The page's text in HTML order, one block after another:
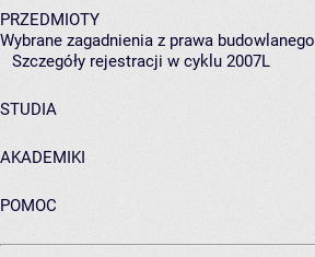
PRZEDMIOTY
Wybrane zagadnienia z prawa budowlanego
Szczegóły rejestracji w cyklu 2007L
STUDIA
AKADEMIKI
POMOC